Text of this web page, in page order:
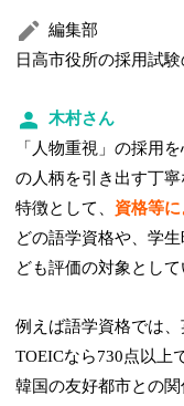
編集部
日高市役所の採用試
木村さん
「人物重視」の採用
の人柄を引き出す丁
特徴として、 資格等
どの語学資格や、学
ども評価の対象として
例えば語学資格では、
TOEICなら730点以上
韓国の友好都市との